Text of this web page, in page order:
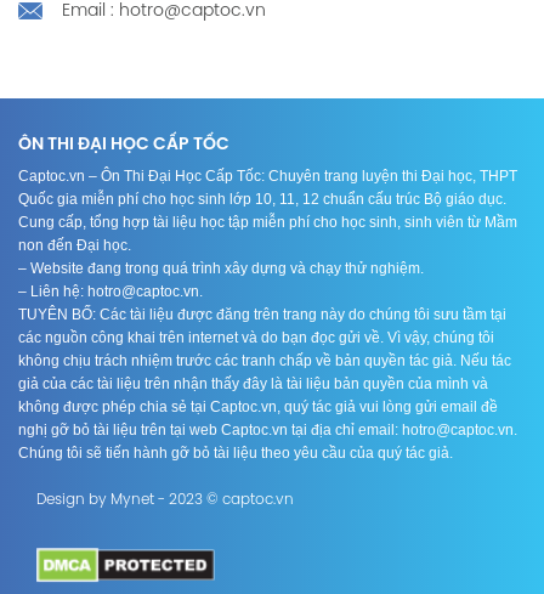
Email : hotro@captoc.vn
ÔN THI ĐẠI HỌC CẤP TỐC
Captoc.vn – Ôn Thi Đại Học Cấp Tốc: Chuyên trang luyện thi Đại học, THPT
Quốc gia miễn phí cho học sinh lớp 10, 11, 12 chuẩn cấu trúc Bộ giáo dục.
Cung cấp, tổng hợp tài liệu học tập miễn phí cho học sinh, sinh viên từ Mầm
non đến Đại học.
– Website đang trong quá trình xây dựng và chạy thử nghiệm.
– Liên hệ: hotro@captoc.vn.
TUYÊN BỐ: Các tài liệu được đăng trên trang này do chúng tôi sưu tầm tại
các nguồn công khai trên internet và do bạn đọc gửi về. Vì vậy, chúng tôi
không chịu trách nhiệm trước các tranh chấp về bản quyền tác giả. Nếu tác
giả của các tài liệu trên nhận thấy đây là tài liệu bản quyền của mình và
không được phép chia sẻ tại Captoc.vn, quý tác giả vui lòng gửi email đề
nghị gỡ bỏ tài liệu trên tại web Captoc.vn tại địa chỉ email: hotro@captoc.vn.
Chúng tôi sẽ tiến hành gỡ bỏ tài liệu theo yêu cầu của quý tác giả.
Design by Mynet - 2023 © captoc.vn